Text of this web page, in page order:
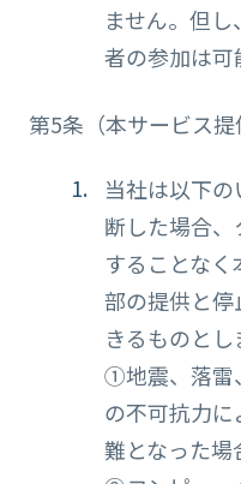
ません。但
者の参加は可
第5条（本サービス提
当社は以下
断した場合
することな
部の提供と
きるものとし
①地震、落雷
の不可抗力
難となった場